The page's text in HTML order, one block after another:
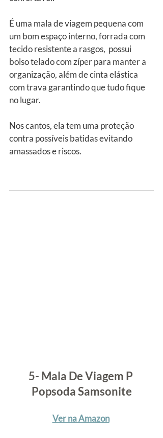
É uma mala de viagem pequena com
um bom espaço interno, forrada com
tecido resistente a rasgos,  possui
bolso telado com zíper para manter a
organização, além de cinta elástica
com trava garantindo que tudo fique
no lugar.
Nos cantos, ela tem uma proteção
contra possíveis batidas evitando
amassados e riscos.
5- Mala De Viagem P
Popsoda Samsonite
Ver na Amazon